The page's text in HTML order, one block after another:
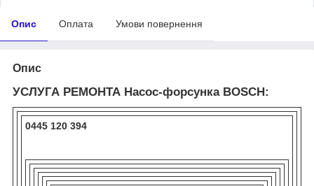
Опис Оплата Умови повернення
Опис
УСЛУГА РЕМОНТА Насос-форсунка BOSCH:
0445 120 394